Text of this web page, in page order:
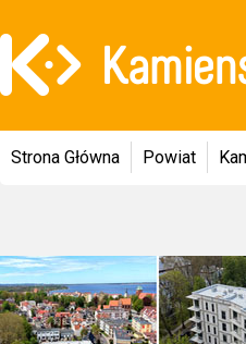
Strona Główna Powiat